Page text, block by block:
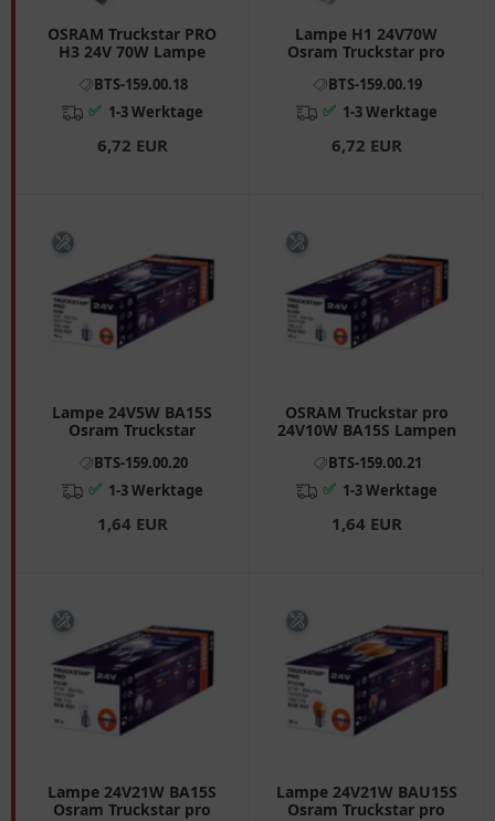
OSRAM Truckstar PRO
H3 24V 70W Lampe
BTS-159.00.18
✅ 1-3 Werktage
6,72 EUR
Lampe H1 24V70W
Osram Truckstar pro
BTS-159.00.19
✅ 1-3 Werktage
6,72 EUR
Lampe 24V5W BA15S
Osram Truckstar
BTS-159.00.20
✅ 1-3 Werktage
1,64 EUR
OSRAM Truckstar pro
24V10W BA15S Lampen
BTS-159.00.21
✅ 1-3 Werktage
1,64 EUR
Lampe 24V21W BA15S
Osram Truckstar pro
Lampe 24V21W BAU15S
Osram Truckstar pro